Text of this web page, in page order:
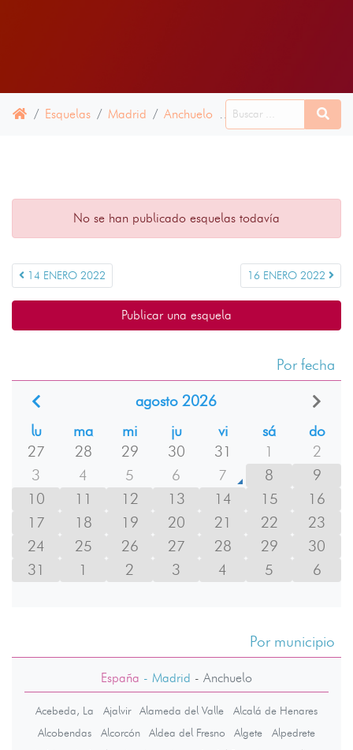
Esquelas Madrid Anchuelo 15 ENERO 2022
No se han publicado esquelas todavía
14 ENERO 2022 16 ENERO 2022
Publicar una esquela
Por fecha
agosto 2026
lu
ma mi ju vi sá
do
27
28 29 30 31 1
2
3
4 5 6 7 8
9
10
11 12 13 14 15
16
17
18 19 20 21 22
23
24
25 26 27 28 29
30
31
1 2 3 4 5 6
Por municipio
España - Madrid - Anchuelo
Acebeda, La Ajalvir Alameda del Valle
Alcalá de Henares
Alcobendas
Alcorcón Aldea del Fresno Algete
Alpedrete